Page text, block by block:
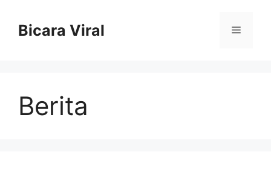
contentBicara Viral Menu
Berita